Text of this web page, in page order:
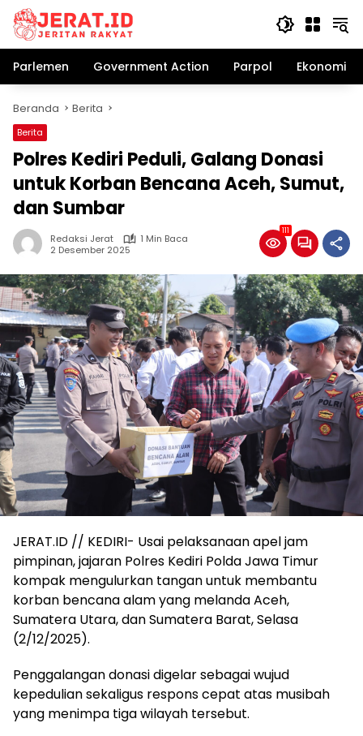
Langsung
konten
Parlemen
Government Action Parpol Ekonomi
Beranda Berita
Berita
Polres Kediri Peduli, Galang Donasi
untuk Korban Bencana Aceh, Sumut,
dan Sumbar
Redaksi Jerat
1 Min Baca
2 Desember 2025
111
JERAT.ID // KEDIRI- Usai pelaksanaan apel jam
pimpinan, jajaran Polres Kediri Polda Jawa Timur
kompak mengulurkan tangan untuk membantu
korban bencana alam yang melanda Aceh,
Sumatera Utara, dan Sumatera Barat, Selasa
(2/12/2025).
Penggalangan donasi digelar sebagai wujud
kepedulian sekaligus respons cepat atas musibah
yang menimpa tiga wilayah tersebut.